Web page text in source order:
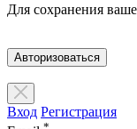
Для сохранения
Авторизоваться
Вход Регистрация